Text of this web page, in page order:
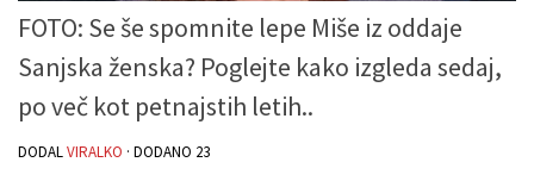
FOTO: Se še spomnite lepe Miše iz oddaje
Sanjska ženska? Poglejte kako izgleda sedaj,
po več kot petnajstih letih..
DODALVIRALKO · DODANO 23